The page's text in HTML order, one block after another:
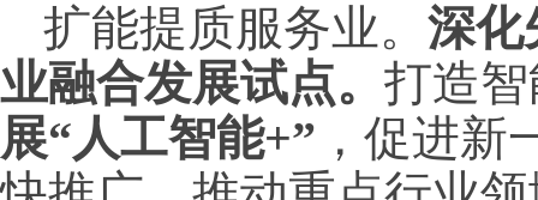
扩能提质服务业。 深化
业融合发展试点。 打造
展“人工智能+” ，促进